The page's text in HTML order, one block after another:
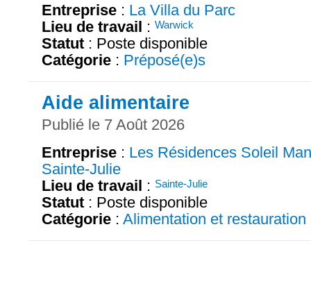
Entreprise : La Villa du Parc
Lieu de travail : Warwick
Statut : Poste disponible
Catégorie : Préposé(e)s
Aide alimentaire
Publié le 7 Août 2026
Entreprise : Les Résidences Soleil
Sainte-Julie
Lieu de travail : Sainte-Julie
Statut : Poste disponible
Catégorie : Alimentation et restauration